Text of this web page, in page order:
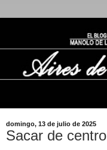
domingo, 13 de julio de 2025
Sacar de centro